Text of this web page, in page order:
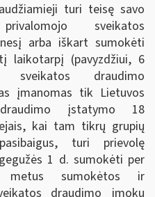
turi teisę savo
sveikatos
arba iškart sumokėti
laikotarpį (pavyzdžiui, 6
sveikatos draudimo
įmanomas tik Lietuvos
įstatymo 18
kai tam tikrų grupių
turi prievolę
1 d. sumokėti per
metus sumokėtos ir
draudimo įmokų